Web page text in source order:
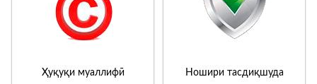
Ҳуқуқи муаллифӣ Ношири тасдиқшуда